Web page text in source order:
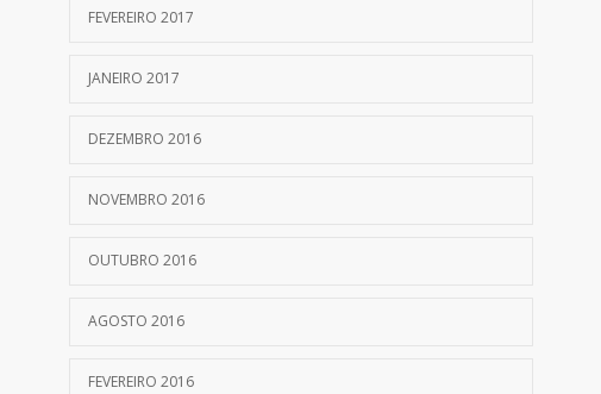
FEVEREIRO 2017
JANEIRO 2017
DEZEMBRO 2016
NOVEMBRO 2016
OUTUBRO 2016
AGOSTO 2016
FEVEREIRO 2016